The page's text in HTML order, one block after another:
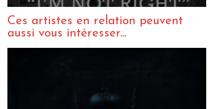
Ces artistes en relation peuvent
aussi vous intéresser...